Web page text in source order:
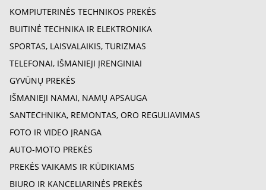
KOMPIUTERINĖS TECHNIKOS PREKĖS
BUITINĖ TECHNIKA IR ELEKTRONIKA
SPORTAS, LAISVALAIKIS, TURIZMAS
TELEFONAI, IŠMANIEJI ĮRENGINIAI
GYVŪNŲ PREKĖS
IŠMANIEJI NAMAI, NAMŲ APSAUGA
SANTECHNIKA, REMONTAS, ORO REGULIAVIMAS
FOTO IR VIDEO ĮRANGA
AUTO-MOTO PREKĖS
PREKĖS VAIKAMS IR KŪDIKIAMS
BIURO IR KANCELIARINĖS PREKĖS